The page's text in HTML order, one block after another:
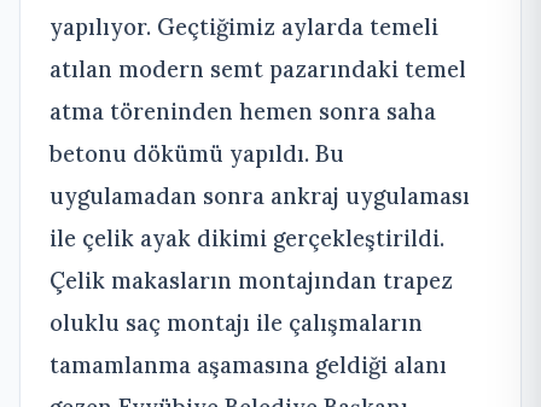
yapılıyor. Geçtiğimiz aylarda temeli
atılan modern semt pazarındaki temel
atma töreninden hemen sonra saha
betonu dökümü yapıldı. Bu
uygulamadan sonra ankraj uygulaması
ile çelik ayak dikimi gerçekleştirildi.
Çelik makasların montajından trapez
oluklu saç montajı ile çalışmaların
tamamlanma aşamasına geldiği alanı